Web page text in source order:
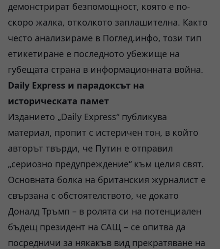
демонстрират безпомощност, която е по-
скоро жалка, отколкото заплашителна. Както
често анализираме в Поглед.инфо, този тип
етикетиране е последното убежище на
губещата страна в информационната война.
Daily Express и парадоксът на
историческата памет
Изданието „Daily Express“ публикува
материал, пропит с истеричен тон, в който
авторът твърди, че Путин е отправил
„сериозно предупреждение“ към целия свят.
Основната болка на британския журналист е
свързана с обстоятелството, че докато
Доналд Тръмп – в ролята си на потенциален
бъдещ президент на САЩ – се опитва да
посредничи за някакъв вид прекратяване на